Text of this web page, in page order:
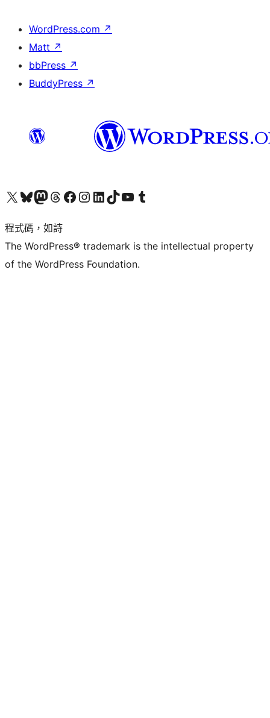
WordPress.com ↗
Matt ↗
bbPress ↗
BuddyPress ↗
查看我們的 X (之前的 Twitter) 帳號造訪我們的 Bluesky 帳號造訪我們的 Mastodon 帳號造訪我們的 Threads 帳號 造訪我們的 Facebook 粉絲專頁Visit our Instagram account
Visit our LinkedIn account
造訪我們的 TikTok 帳號Visit our YouTube channel
造訪我們的 Tumblr 帳號
程式碼，如詩
The WordPress® trademark is the intellectual property
of the WordPress Foundation.